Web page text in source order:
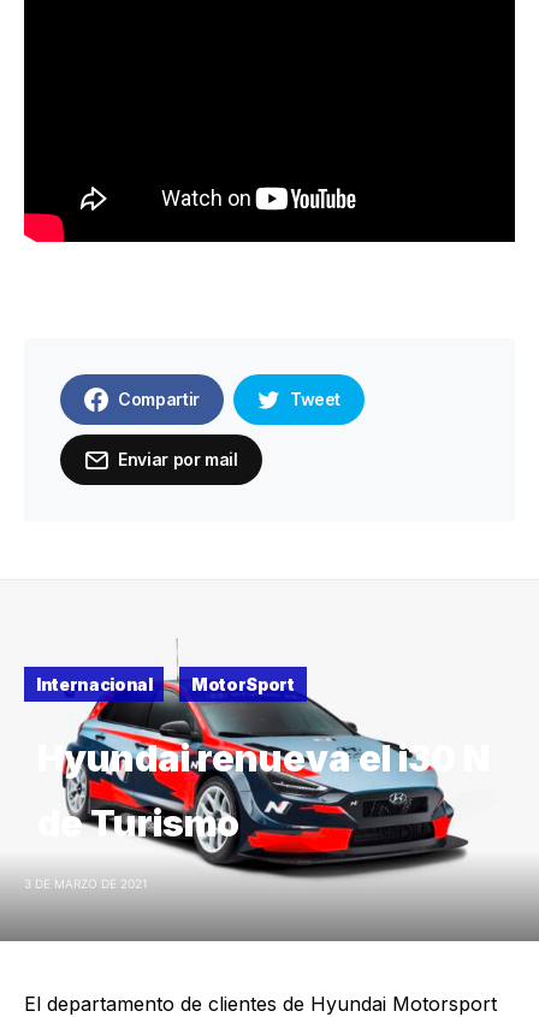
Compartir Tweet
Enviar por mail
Internacional MotorSport
Hyundai renueva el i30 N
de Turismo
3 DE MARZO DE 2021
El departamento de clientes de Hyundai Motorsport